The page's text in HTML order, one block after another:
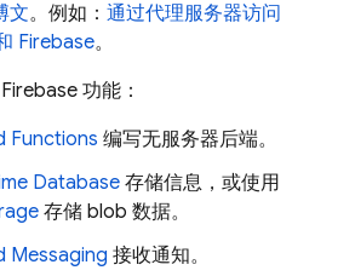
文。例如： 通过代理服务器访问
Firebase。
功能：
Functions 编写无服务器后端。
Database存储信息，或使用
存储 blob 数据。
Messaging 接收通知。